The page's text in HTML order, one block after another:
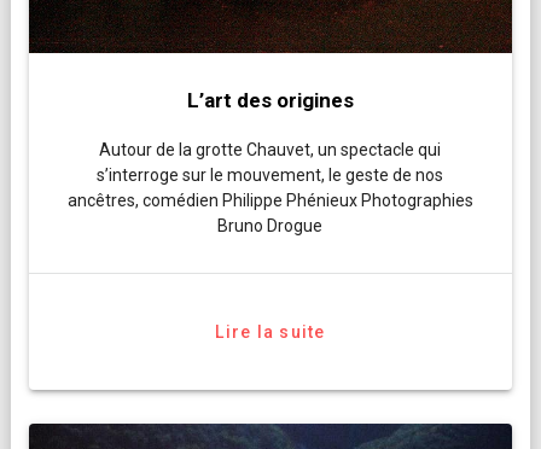
L’art des origines
Autour de la grotte Chauvet, un spectacle qui
s’interroge sur le mouvement, le geste de nos
ancêtres, comédien Philippe Phénieux Photographies
Bruno Drogue
Lire la suite